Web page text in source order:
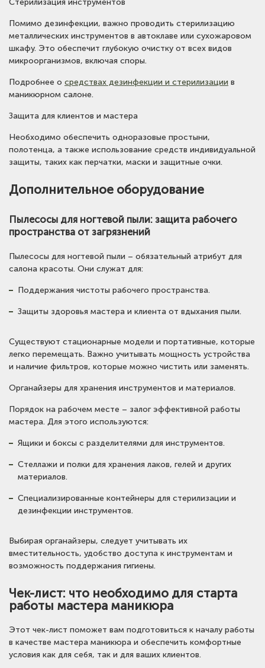
Стерилизация инструментов
Помимо дезинфекции, важно проводить стерилизацию
металлических инструментов в автоклаве или сухожаровом
шкафу. Это обеспечит глубокую очистку от всех видов
микроорганизмов, включая споры.
Подробнее о средствах дезинфекции и стерилизации в
маникюрном салоне.
Защита для клиентов и мастера
Необходимо обеспечить одноразовые простыни,
полотенца, а также использование средств индивидуальной
защиты, таких как перчатки, маски и защитные очки.
Дополнительное оборудование
Пылесосы для ногтевой пыли: защита рабочего
пространства от загрязнений
Пылесосы для ногтевой пыли – обязательный атрибут для
салона красоты. Они служат для:
Поддержания чистоты рабочего пространства.
Защиты здоровья мастера и клиента от вдыхания пыли.
Существуют стационарные модели и портативные, которые
легко перемещать. Важно учитывать мощность устройства
и наличие фильтров, которые можно чистить или заменять.
Органайзеры для хранения инструментов и материалов.
Порядок на рабочем месте – залог эффективной работы
мастера. Для этого используются:
Ящики и боксы с разделителями для инструментов.
Стеллажи и полки для хранения лаков, гелей и других
материалов.
Специализированные контейнеры для стерилизации и
дезинфекции инструментов.
Выбирая органайзеры, следует учитывать их
вместительность, удобство доступа к инструментам и
возможность поддержания гигиены.
Чек-лист: что необходимо для старта
работы мастера маникюра
Этот чек-лист поможет вам подготовиться к началу работы
в качестве мастера маникюра и обеспечить комфортные
условия как для себя, так и для ваших клиентов.